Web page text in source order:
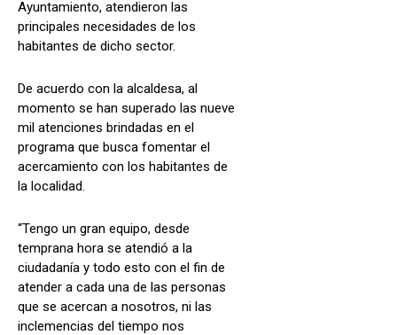
Ayuntamiento, atendieron las
principales necesidades de los
habitantes de dicho sector.
De acuerdo con la alcaldesa, al
momento se han superado las nueve
mil atenciones brindadas en el
programa que busca fomentar el
acercamiento con los habitantes de
la localidad.
“Tengo un gran equipo, desde
temprana hora se atendió a la
ciudadanía y todo esto con el fin de
atender a cada una de las personas
que se acercan a nosotros, ni las
inclemencias del tiempo nos